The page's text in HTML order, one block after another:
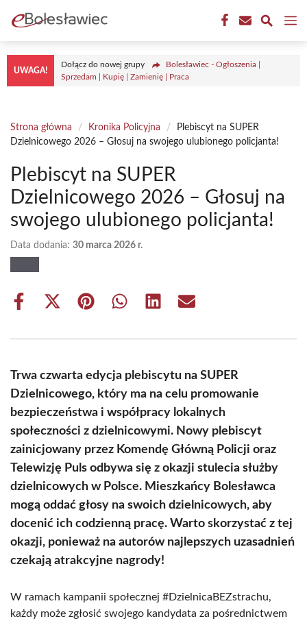
treści
UWAGA!
Dołącz do nowej grupy
Bolesławiec - Ogłoszenia |
Sprzedam | Kupię | Zamienię | Praca
Strona główna / Kronika Policyjna /
Plebiscyt na SUPER
Dzielnicowego 2026 – Głosuj na swojego ulubionego policjanta!
Plebiscyt na SUPER
Dzielnicowego 2026 – Głosuj na
swojego ulubionego policjanta!
Data dodania: 30 marca 2026 r.
Share
Share
(Twitter)
Share Share Share Share
Trwa czwarta edycja plebiscytu na SUPER
Dzielnicowego, który ma na celu promowanie
bezpieczeństwa i współpracy lokalnych
społeczności z dzielnicowymi. Nowy plebiscyt
zainicjowany przez Komendę Główną Policji oraz
Telewizję Puls odbywa się z okazji stulecia służby
dzielnicowych w Polsce. Mieszkańcy Bolesławca
mogą oddać głosy na swoich dzielnicowych, aby
docenić ich codzienną pracę. Warto skorzystać z tej
okazji, ponieważ na autorów najlepszych uzasadnień
czekają atrakcyjne nagrody!
W ramach kampanii społecznej #DzielnicaBEZstrachu,
każdy może zgłosić swojego kandydata za pośrednictwem